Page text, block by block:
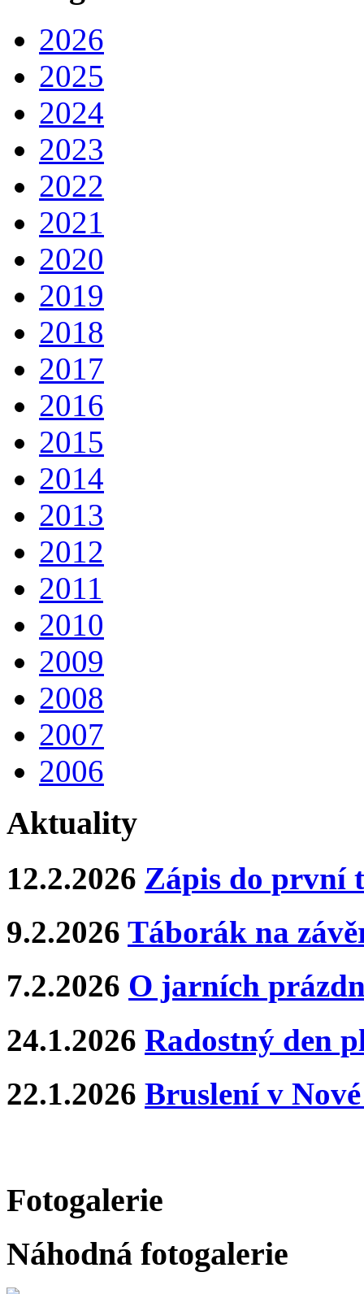
2026
2025
2024
2023
2022
2021
2020
2019
2018
2017
2016
2015
2014
2013
2012
2011
2010
2009
2008
2007
2006
Aktuality
12.2.2026 Zápis do první
9.2.2026 Táborák na
7.2.2026 O jarních
24.1.2026 Radostný den
22.1.2026 Bruslení v
Fotogalerie
Náhodná fotogalerie